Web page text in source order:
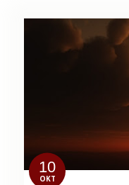
10
ΟΚΤ